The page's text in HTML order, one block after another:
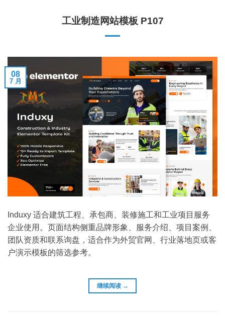
工业制造网站模板 P107
08
7 月
Induxy 适合建筑工程、承包商、装修施工和工业项目服务
企业使用。页面结构侧重品牌形象、服务介绍、项目案例、
团队资质和联系询盘，适合作为外贸官网、行业落地页或客
户演示模板的筛选参考。
继续阅读 →